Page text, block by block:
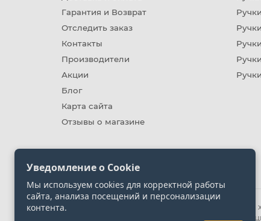
Гарантия и Возврат
Отследить заказ
Контакты
Производители
Акции
Блог
Карта сайта
Отзывы о магазине
Информация на сайте носит ознакомительный
представленных на сайте. Уточняйте
Уведомление о Cookie
Мы используем cookies для корректной работы
сайта, анализа посещений и персонализации
контента.